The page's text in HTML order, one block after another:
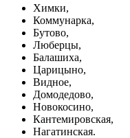
Химки,
Коммунарка,
Бутово,
Люберцы,
Балашиха,
Царицыно,
Видное,
Домодедово,
Новокосино,
Кантемировская,
Нагатинская.